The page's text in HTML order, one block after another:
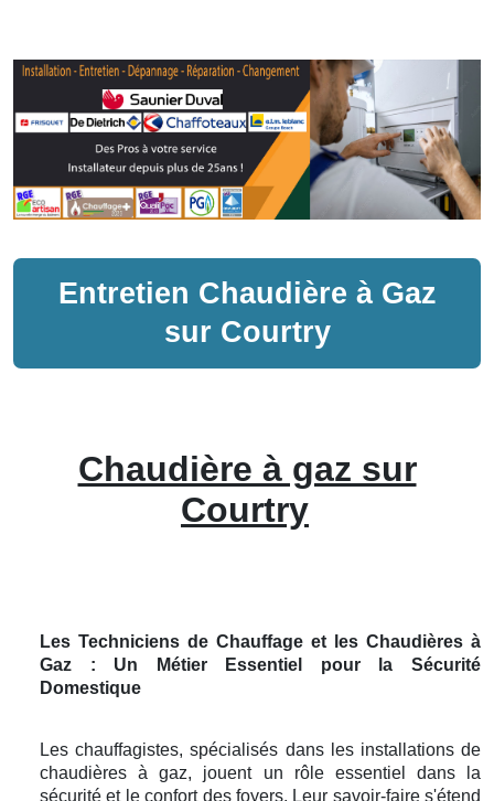
Entretien Chaudière à Gaz
sur Courtry
Chaudière à gaz sur
Courtry
Les Techniciens de Chauffage et les Chaudières à
Gaz : Un Métier Essentiel pour la Sécurité
Domestique
Les chauffagistes, spécialisés dans les installations de
chaudières à gaz, jouent un rôle essentiel dans la
sécurité et le confort des foyers. Leur savoir-faire s'étend